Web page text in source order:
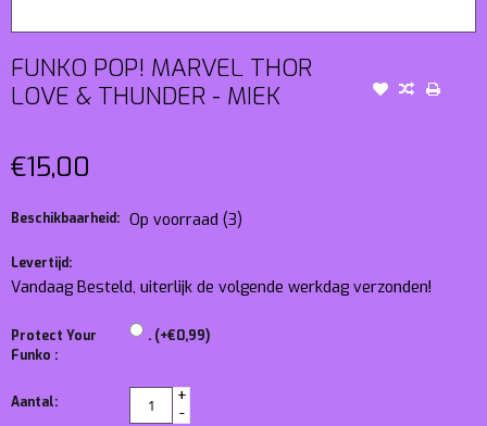
FUNKO POP! MARVEL THOR
LOVE & THUNDER - MIEK
€15,00
Beschikbaarheid: Op voorraad (3)
Levertijd:
Vandaag Besteld, uiterlijk de volgende werkdag verzonden!
Protect Your
Funko :
. (+€0,99)
Aantal:
+
-